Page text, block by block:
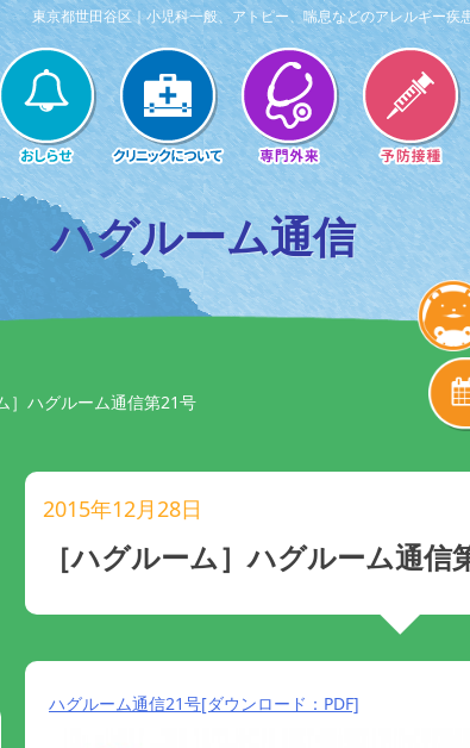
東京都世田谷区｜小児科一般、アトピー、喘息などのアレルギー
ハグルーム通信
］ハグルーム通信第21号
2015年12月28日
［ハグルーム］ハグルーム通信
ハグルーム通信21号[ダウンロード：PDF]